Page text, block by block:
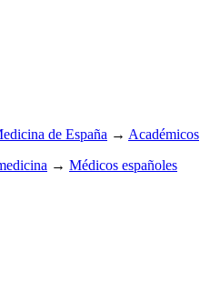
de España → Académicos
→ Médicos españoles